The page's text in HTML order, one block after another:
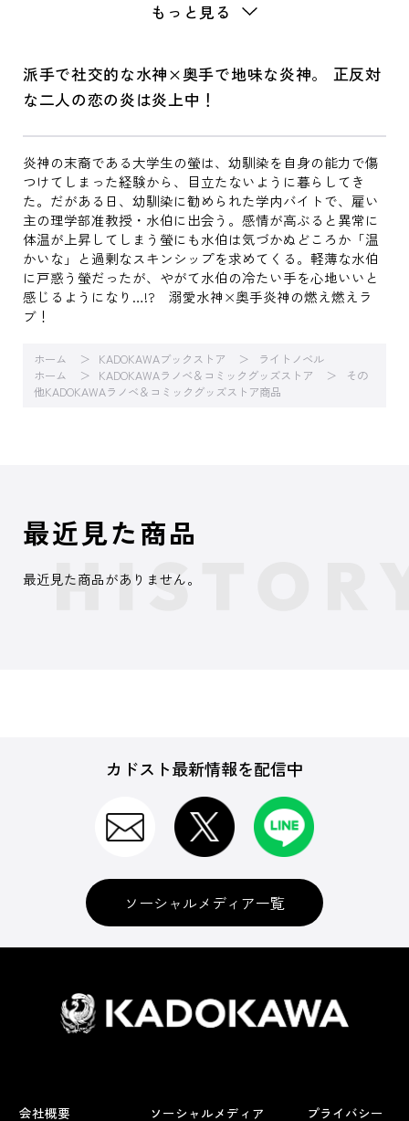
もっと見る
派手で社交的な水神×奥手で地味な炎神。 正反対
な二人の恋の炎は炎上中！
炎神の末裔である大学生の螢は、幼馴染を自身の能力で傷
つけてしまった経験から、目立たないように暮らしてき
た。だがある日、幼馴染に勧められた学内バイトで、雇い
主の理学部准教授・水伯に出会う。感情が高ぶると異常に
体温が上昇してしまう螢にも水伯は気づかぬどころか「温
かいな」と過剰なスキンシップを求めてくる。軽薄な水伯
に戸惑う螢だったが、やがて水伯の冷たい手を心地いいと
感じるようになり…!? 溺愛水神×奥手炎神の燃え燃えラ
ブ！
ホーム KADOKAWAブックストア
ライトノベル
ホーム
KADOKAWAラノベ＆コミックグッズストア
その
他KADOKAWAラノベ＆コミックグッズストア商品
最近見た商品
最近見た商品がありません。
カドスト最新情報を配信中
ソーシャルメディア一覧
会社概要 ソーシャルメディア プライバシー